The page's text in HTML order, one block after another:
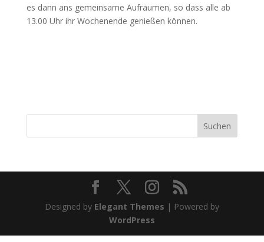
es dann ans gemeinsame Aufräumen, so dass alle ab
13.00 Uhr ihr Wochenende genießen können.
Suchen
Designed by Elegant Themes | Powered by
WordPress